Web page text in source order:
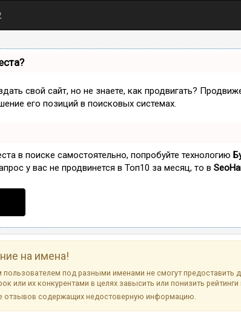
свой сайт, но не знаете, как продвигать?
его позиций в поисковых системах.
в поиске самостоятельно, попробуйте технологию
у вас не продвинется в Топ10 за месяц, то в
на имена!
под разными именами не смогут предоставить
или их конкурентами в целях завысить или понизить рейтинги
отзывов содержащих недостоверную информацию.